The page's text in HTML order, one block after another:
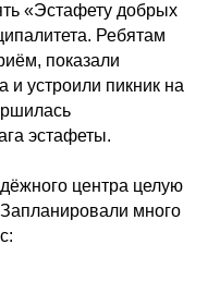
«Эстафету добрых
Ребятам
показали
и устроили пикник на
эстафеты.
центра целую
много